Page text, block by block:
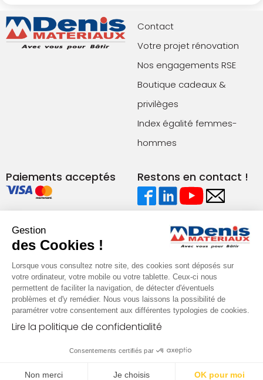
Contact
Votre projet rénovation
Nos engagements RSE
Boutique cadeaux &
privilèges
Index égalité femmes-
hommes
Paiements acceptés Restons en contact !
Conditions générales de vente (e-commerce)
Mentions légales
Plan du site
Politique de confidentialité
Gestion
des Cookies !
Lorsque vous consultez notre site, des cookies sont déposés sur
votre ordinateur, votre mobile ou votre tablette. Ceux-ci nous
permettent de faciliter la navigation, de détecter d'éventuels
problèmes et d'y remédier. Nous vous laissons la possibilité de
paramétrer votre consentement aux différentes typologies de cookies.
Lire la politique de confidentialité
Consentements certifiés par
Non merci Je choisis OK pour moi